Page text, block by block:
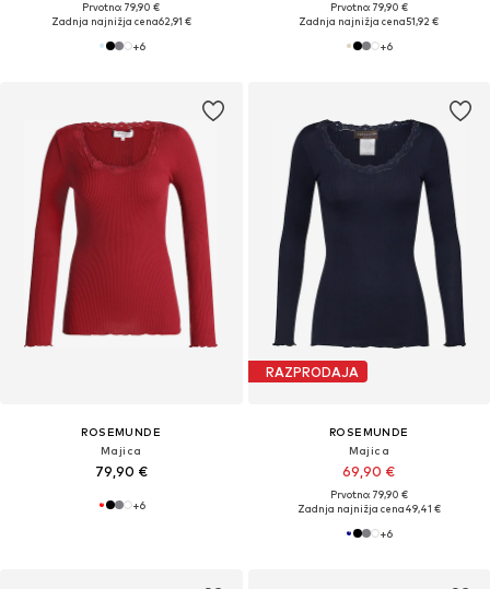
Prvotno: 79,90 €
Zadnja najnižja cena62,91 €
+6
Prvotno: 79,90 €
Zadnja najnižja cena51,92 €
+6
ROSEMUNDE
Majica
79,90 €
+6
RAZPRODAJA
ROSEMUNDE
Majica
69,90 €
Prvotno: 79,90 €
Zadnja najnižja cena49,41 €
+6